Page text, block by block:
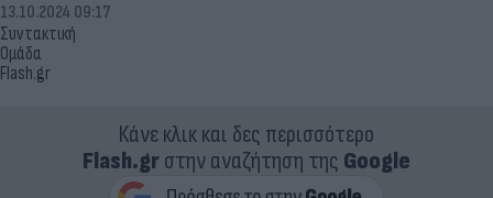
Συντακτική
Ομάδα
Flash.gr
13.10.2024 09:17
Κάνε κλικ και δες περισσότερο
Flash.grστην αναζήτηση της Google